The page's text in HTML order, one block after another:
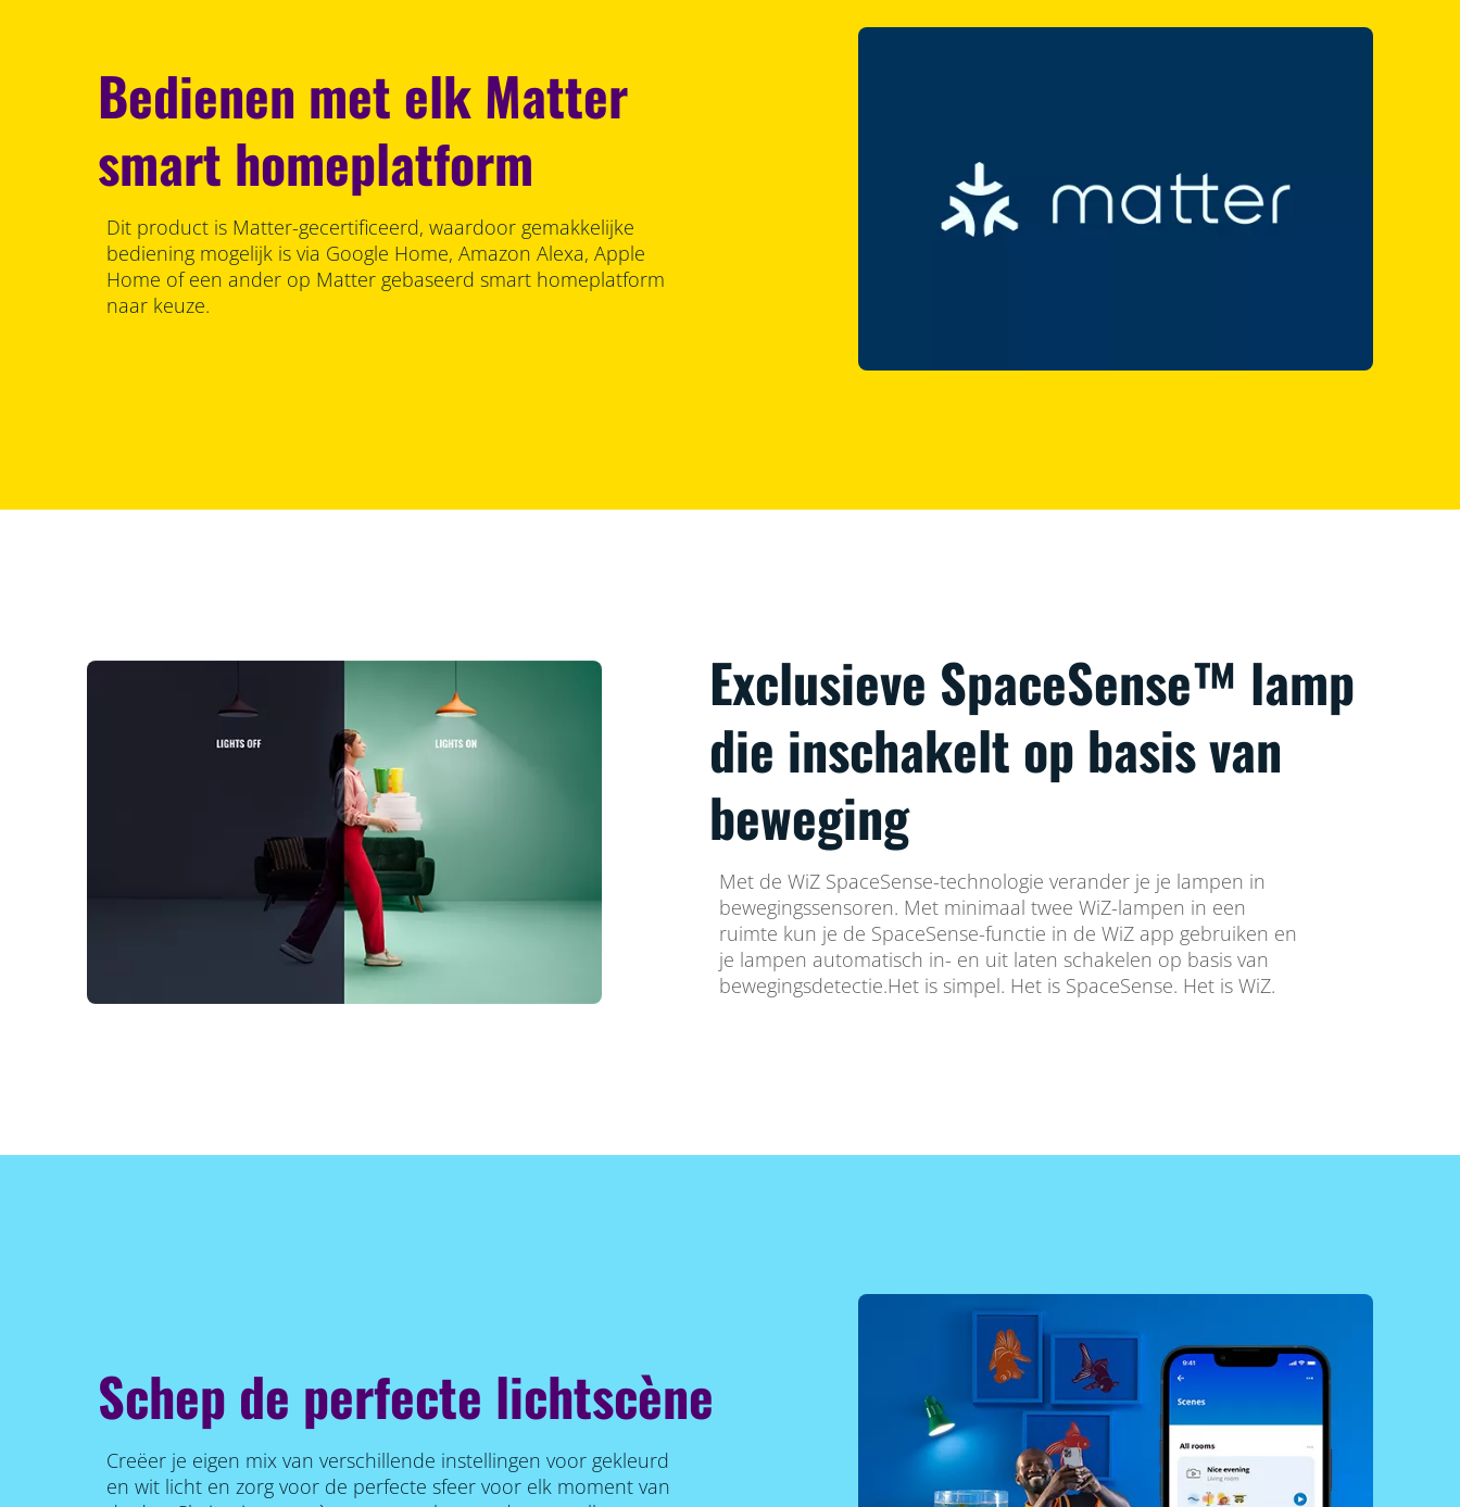
Bedienen met elk Matter
smart homeplatform
Dit product is Matter-gecertificeerd, waardoor gemakkelijke
bediening mogelijk is via Google Home, Amazon Alexa, Apple
Home of een ander op Matter gebaseerd smart homeplatform
naar keuze.
Exclusieve SpaceSense™ lamp
die inschakelt op basis van
beweging
Met de WiZ SpaceSense-technologie verander je je lampen in
bewegingssensoren. Met minimaal twee WiZ-lampen in een
ruimte kun je de SpaceSense-functie in de WiZ app gebruiken en
je lampen automatisch in- en uit laten schakelen op basis van
bewegingsdetectie.Het is simpel. Het is SpaceSense. Het is WiZ.
Schep de perfecte lichtscène
Creëer je eigen mix van verschillende instellingen voor gekleurd
en wit licht en zorg voor de perfecte sfeer voor elk moment van